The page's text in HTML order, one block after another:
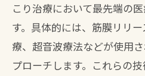
こり治療において最先端の
す。具体的には、筋膜リリ
療、超音波療法などが使用
プローチします。これらの